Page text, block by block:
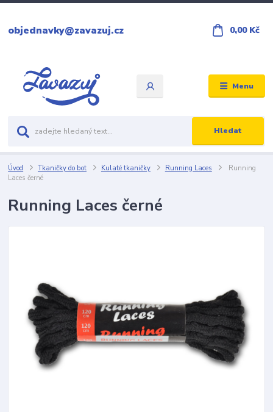
Menu
Hledat
objednavky@zavazuj.cz 0,00 Kč
Úvod Tkaničky do bot Kulaté tkaničky Running Laces
Running
Laces černé
Running Laces černé